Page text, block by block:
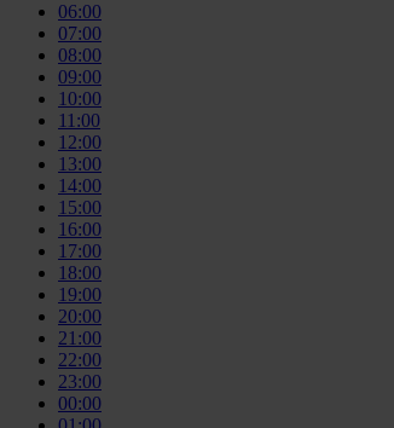
06:00
07:00
08:00
09:00
10:00
11:00
12:00
13:00
14:00
15:00
16:00
17:00
18:00
19:00
20:00
21:00
22:00
23:00
00:00